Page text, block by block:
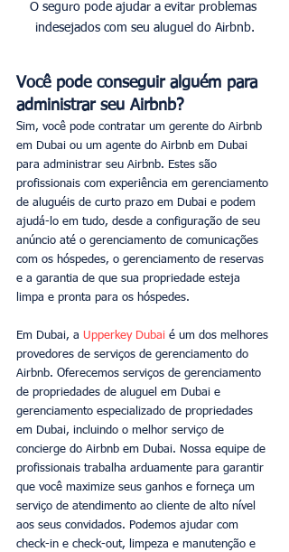
O seguro pode ajudar a evitar problemas
indesejados com seu aluguel do Airbnb.
Você pode conseguir alguém para
administrar seu Airbnb?
Sim, você pode contratar um gerente do Airbnb
em Dubai ou um agente do Airbnb em Dubai
para administrar seu Airbnb. Estes são
profissionais com experiência em gerenciamento
de aluguéis de curto prazo em Dubai e podem
ajudá-lo em tudo, desde a configuração de seu
anúncio até o gerenciamento de comunicações
com os hóspedes, o gerenciamento de reservas
e a garantia de que sua propriedade esteja
limpa e pronta para os hóspedes.
Em Dubai, a Upperkey Dubai é um dos melhores
provedores de serviços de gerenciamento do
Airbnb. Oferecemos serviços de gerenciamento
de propriedades de aluguel em Dubai e
gerenciamento especializado de propriedades
em Dubai, incluindo o melhor serviço de
concierge do Airbnb em Dubai. Nossa equipe de
profissionais trabalha arduamente para garantir
que você maximize seus ganhos e forneça um
serviço de atendimento ao cliente de alto nível
aos seus convidados. Podemos ajudar com
check-in e check-out, limpeza e manutenção e